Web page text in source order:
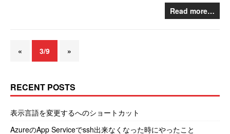
Read more…
« 3/9 »
RECENT POSTS
表示言語を変更するへのショートカット
AzureのApp Serviceでssh出来なくなった時にやったこと